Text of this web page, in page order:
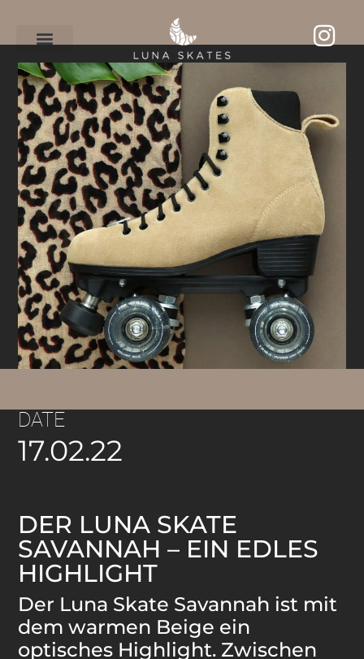
DATE
17.02.22
DER LUNA SKATE
SAVANNAH – EIN EDLES
HIGHLIGHT
Der Luna Skate Savannah ist mit
dem warmen Beige ein
optisches Highlight. Zwischen